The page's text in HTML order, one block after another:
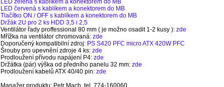
LED červená s kablíkem a konektorem do MB
Tlačítko ON / OFF s kablíkem a konektorem do MB
Držák 2U pro 2 ks HDD 3,5 i 2,5
Ventilátor řady proffessional 80 mm ( je možno osadit 1-2 kusy ): zde
Mřížka na ventilátor chromovaná: zde
Doporučený kompatibilní zdroj: PS S420 PFC micro ATX 420W PFC
Šrouby pro upevnění zdroje 4 ks: zde
Prodloužení přívodu napájení P4: zde
Držátka (pár) výška od předního panelu 32 mm: zde
Prodloužení kabelů ATX 40/40 pin: zde
Manažer produktu: Petr Mach, tel. 774-160060